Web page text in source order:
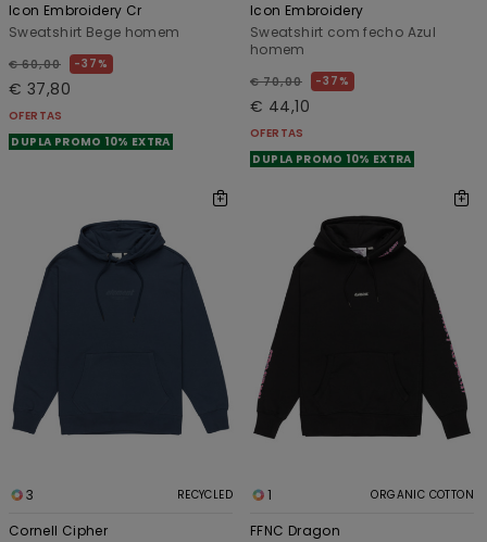
Icon Embroidery Cr
Sweatshirt Bege homem
€ 60,00 37%
€ 37,80
OFERTAS
DUPLA PROMO 10% EXTRA
Icon Embroidery
Sweatshirt com fecho Azul
homem
€ 70,00 37%
€ 44,10
OFERTAS
DUPLA PROMO 10% EXTRA
3 RECYCLED
Cornell Cipher
1 ORGANIC COTTON
FFNC Dragon